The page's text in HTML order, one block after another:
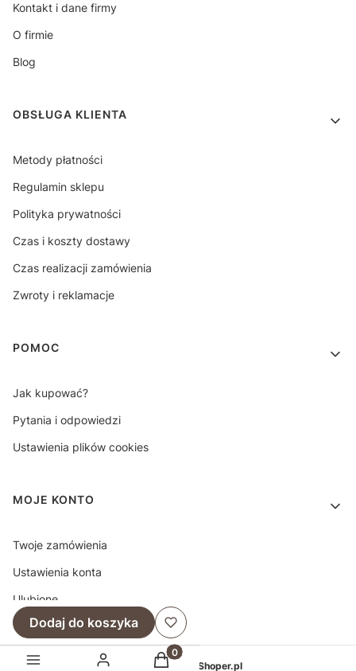
Kontakt i dane firmy
O firmie
Blog
OBSŁUGA KLIENTA
Metody płatności
Regulamin sklepu
Polityka prywatności
Czas i koszty dostawy
Czas realizacji zamówienia
Zwroty i reklamacje
POMOC
Jak kupować?
Pytania i odpowiedzi
Ustawienia plików cookies
MOJE KONTO
Twoje zamówienia
Ustawienia konta
Ulubione
Sklep internetowy Shoper.pl
Dodaj do koszyka
Produkty w koszyku: 0. Zobacz